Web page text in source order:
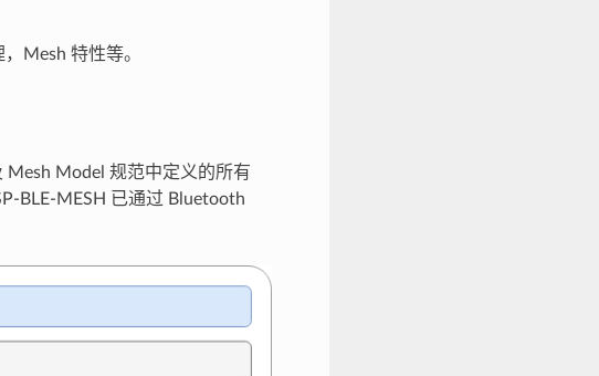
Mesh 特性等。
Mesh Model 规范中定义的所有
BLE-MESH 已通过 Bluetooth